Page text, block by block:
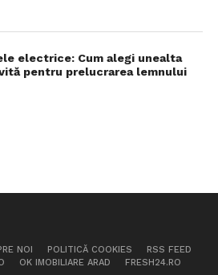
electrice: Cum alegi unealta
pentru prelucrarea lemnului
NOI POLITICĂ COOKIES
RSS FEED
OK IMOBILIARE ARAD FRESH24.RO